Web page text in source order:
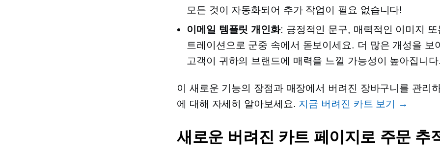
모든 것이 자동화되어 추가 작업이 필요 없습니다!
이메일 템플릿 개인화: 긍정적인 문구, 매력적인 이미지 또
트레이션으로 군중 속에서 돋보이세요. 더 많은 개성을 보
고객이 귀하의 브랜드에 매력을 느낄 가능성이 높아집니다.
이 새로운 기능의 장점과 매장에서 버려진 장바구니를 관리
에 대해 자세히 알아보세요. 지금 버려진 카트 보기 →
새로운 버려진 카트 페이지로 주문 추